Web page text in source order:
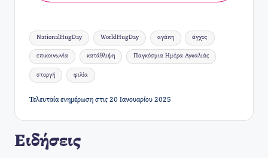
Ετικέτες:
NationalHugDay WorldHugDay αγάπη άγχος
επικοινωνία κατάθλιψη Παγκόσμια Ημέρα Αγκαλιάς
στοργή φιλία
Τελευταία ενημέρωση στις 20 Ιανουαρίου 2025
Ειδήσεις